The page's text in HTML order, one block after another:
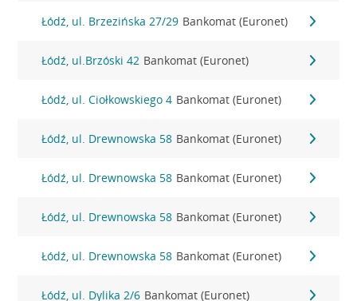
Łódź, ul. Brzezińska 27/29 Bankomat (Euronet)
Łódź, ul.Brzóski 42 Bankomat (Euronet)
Łódź, ul. Ciołkowskiego 4 Bankomat (Euronet)
Łódź, ul. Drewnowska 58 Bankomat (Euronet)
Łódź, ul. Drewnowska 58 Bankomat (Euronet)
Łódź, ul. Drewnowska 58 Bankomat (Euronet)
Łódź, ul. Drewnowska 58 Bankomat (Euronet)
Łódź, ul. Dylika 2/6 Bankomat (Euronet)